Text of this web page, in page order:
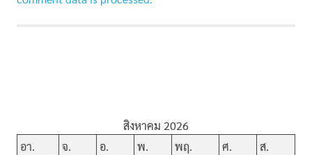
สิงหาคม 2026
อา.
จ. อ. พ. พฤ. ศ.
ส.